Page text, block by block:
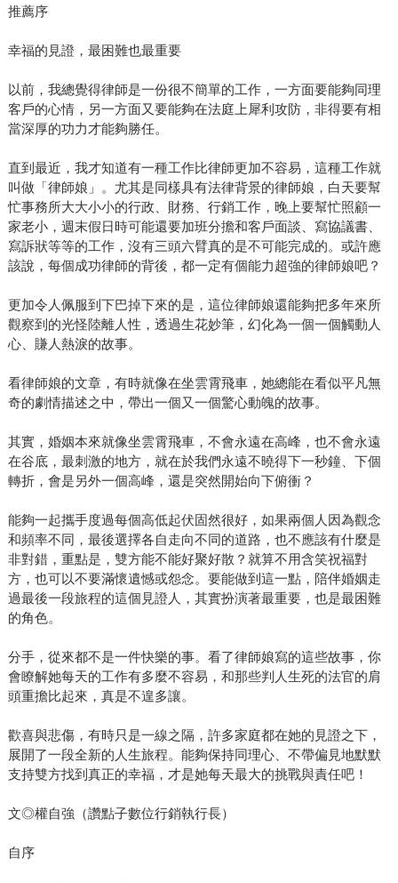
推薦序
幸福的見證，最困難也最重要
以前，我總覺得律師是一份很不簡單的工作，一方面要能夠同理
客戶的心情，另一方面又要能夠在法庭上犀利攻防，非得要有相
當深厚的功力才能夠勝任。
直到最近，我才知道有一種工作比律師更加不容易，這種工作就
叫做「律師娘」。尤其是同樣具有法律背景的律師娘，白天要幫
忙事務所大大小小的行政、財務、行銷工作，晚上要幫忙照顧一
家老小，週末假日時可能還要加班分擔和客戶面談、寫協議書、
寫訴狀等等的工作，沒有三頭六臂真的是不可能完成的。或許應
該說，每個成功律師的背後，都一定有個能力超強的律師娘吧？
更加令人佩服到下巴掉下來的是，這位律師娘還能夠把多年來所
觀察到的光怪陸離人性，透過生花妙筆，幻化為一個一個觸動人
心、賺人熱淚的故事。
看律師娘的文章，有時就像在坐雲霄飛車，她總能在看似平凡無
奇的劇情描述之中，帶出一個又一個驚心動魄的故事。
其實，婚姻本來就像坐雲霄飛車，不會永遠在高峰，也不會永遠
在谷底，最刺激的地方，就在於我們永遠不曉得下一秒鐘、下個
轉折，會是另外一個高峰，還是突然開始向下俯衝？
能夠一起攜手度過每個高低起伏固然很好，如果兩個人因為觀念
和頻率不同，最後選擇各自走向不同的道路，也不應該有什麼是
非對錯，重點是，雙方能不能好聚好散？就算不用含笑祝福對
方，也可以不要滿懷遺憾或怨念。要能做到這一點，陪伴婚姻走
過最後一段旅程的這個見證人，其實扮演著最重要，也是最困難
的角色。
分手，從來都不是一件快樂的事。看了律師娘寫的這些故事，你
會瞭解她每天的工作有多麼不容易，和那些判人生死的法官的肩
頭重擔比起來，真是不遑多讓。
歡喜與悲傷，有時只是一線之隔，許多家庭都在她的見證之下，
展開了一段全新的人生旅程。能夠保持同理心、不帶偏見地默默
支持雙方找到真正的幸福，才是她每天最大的挑戰與責任吧！
文◎權自強（讚點子數位行銷執行長）
自序